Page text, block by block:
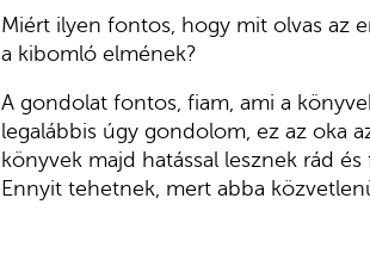
Miért ilyen fontos, hogy mit olvas az
a kibomló elmének?
A gondolat fontos, fiam, ami a
legalábbis úgy gondolom, ez az oka
könyvek majd hatással lesznek rád
Ennyit tehetnek, mert abba